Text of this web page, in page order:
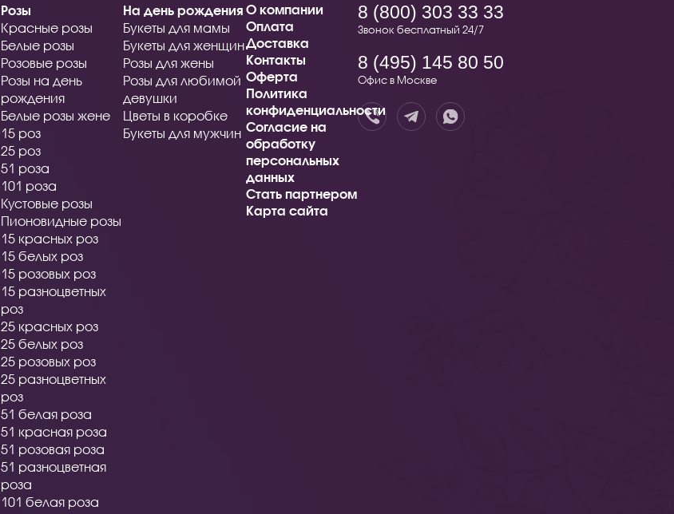
Розы
Красные розы
Белые розы
Розовые розы
Розы на день
рождения
Белые розы жене
15 роз
25 роз
51 роза
101 роза
Кустовые розы
Пионовидные розы
15 красных роз
15 белых роз
15 розовых роз
15 разноцветных
роз
25 красных роз
25 белых роз
25 розовых роз
25 разноцветных
роз
51 белая роза
51 красная роза
51 розовая роза
51 разноцветная
роза
101 белая роза
На день рождения
Букеты для мамы
Букеты для женщин
Розы для жены
Розы для любимой
девушки
Цветы в коробке
Букеты для мужчин
О компании
Оплата
Доставка
Контакты
Оферта
Политика
конфиденциальности
Согласие на
обработку
персональных
данных
Стать партнером
Карта сайта
8 (800) 303 33 33
Звонок бесплатный 24/7
8 (495) 145 80 50
Офис в Москве